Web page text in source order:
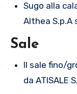
Sugo alla
Althea S.p.A
Sale
Il sale fino/
da ATISALE